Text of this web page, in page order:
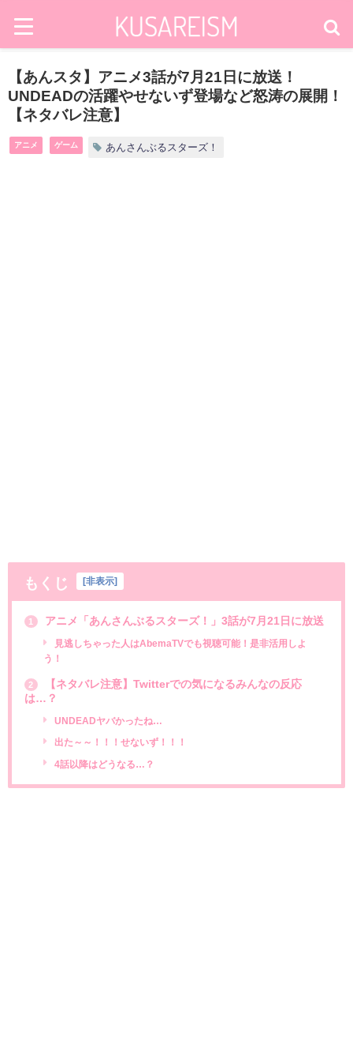
【あんスタ】アニメ3話が7月21日に放送！
UNDEADの活躍やせないず登場など怒涛の展開！
【ネタバレ注意】
アニメ ゲーム あんさんぶるスターズ！
もくじ 非表示
1 アニメ「あんさんぶるスターズ！」3話が7月21日に放送
見逃しちゃった人はAbemaTVでも視聴可能！是非活用しよ
う！
2
【ネタバレ注意】Twitterでの気になるみんなの反応
は…？
UNDEADヤバかったね…
出た～～！！！せないず！！！
4話以降はどうなる…？